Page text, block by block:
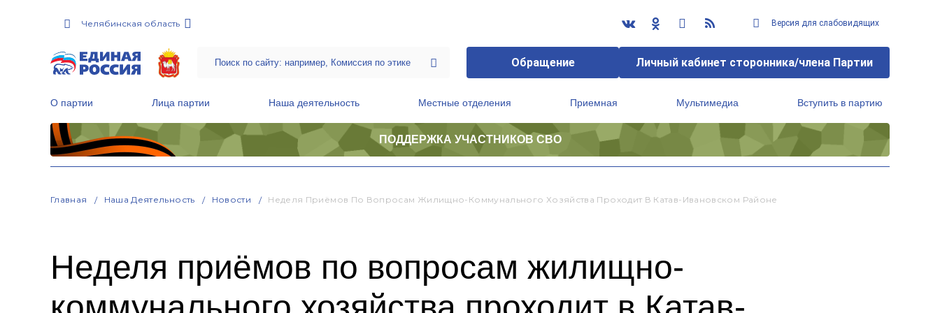
Челябинская область Версия для слабовидящих
Обращение Личный кабинет сторонника/члена Партии
О партии Лица партии Наша деятельность Местные отделения Приемная Мультимедиа Вступить в партию
ПОДДЕРЖКА УЧАСТНИКОВ СВО
Главная Наша Деятельность Новости Неделя Приёмов По Вопросам Жилищно-Коммунального Хозяйства Проходит В Катав-Ивановском Районе
Неделя приёмов по вопросам жилищно-